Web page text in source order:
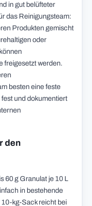
in gut belüfteter
das Reinigungsteam:
Produkten gemischt
oder
freigesetzt werden.
besten eine feste
und dokumentiert
den
60 g Granulat je 10 L
in bestehende
kg-Sack reicht bei